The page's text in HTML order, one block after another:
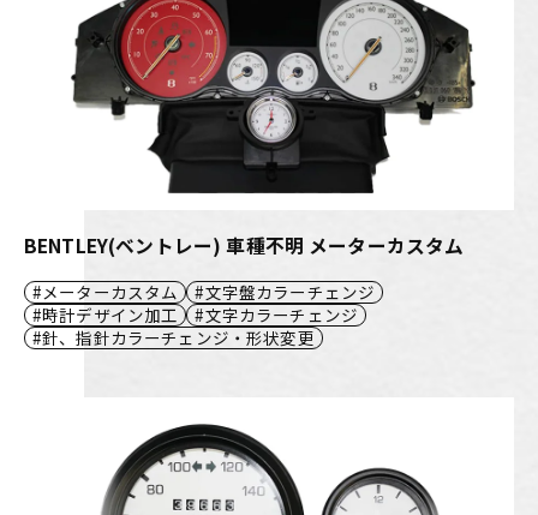
BENTLEY(ベントレー) 車種不明 メーターカスタム
メーターカスタム
文字盤カラーチェンジ
時計デザイン加工
文字カラーチェンジ
針、指針カラーチェンジ・形状変更